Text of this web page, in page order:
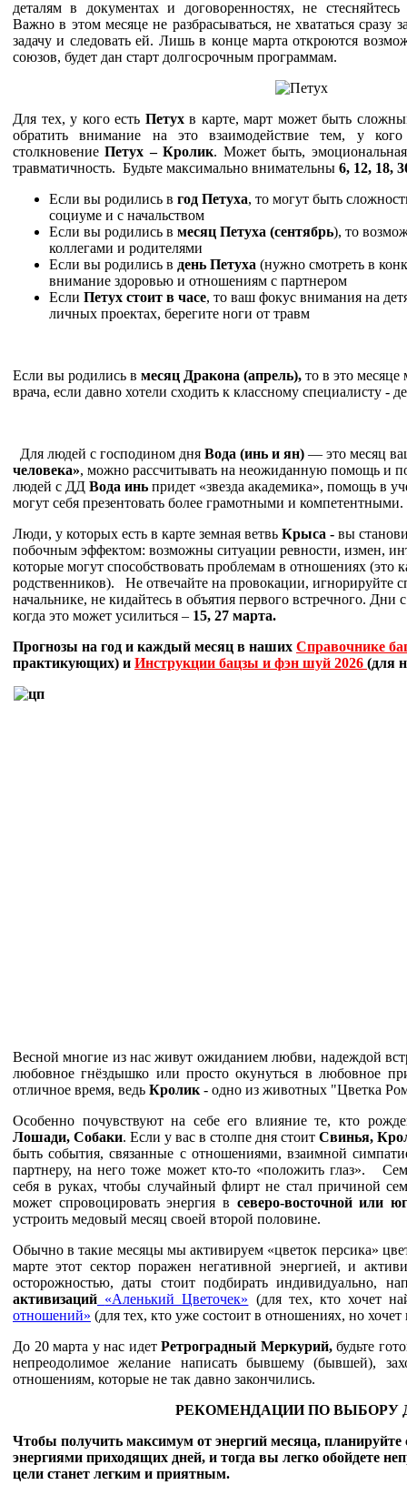
деталям в документах и договоренностях, не
Важно в этом месяце не разбрасываться, не хвататься сразу
задачу и следовать ей. Лишь в конце марта откроются
союзов, будет дан старт долгосрочным программам.
Для тех, у кого есть Петух в карте, март может быть
обратить внимание на это взаимодействие тем, у
столкновениеПетух – Кролик. Может быть,
травматичность. Будьте максимально внимательны 6, 12, 18,
Если вы родились в год Петуха, то могут быть
социуме и с начальством
Если вы родились в месяц Петуха (сентябрь), то
коллегами и родителями
Если вы родились в день Петуха (нужно смотреть в
внимание здоровью и отношениям с партнером
Если Петух стоит в часе, то ваш фокус внимания на
личных проектах, берегите ноги от травм
Если вы родились в месяц Дракона (апрель), то в это
врача, если давно хотели сходить к классному специалисту -
Для людей с господином дня Вода (инь и ян) — это месяц
человека», можно рассчитывать на неожиданную помощь и
людей с ДД Вода инь придет «звезда академика», помощь в
могут себя презентовать более грамотными и
Люди, у которых есть в карте земная ветвь Крыса - вы
побочным эффектом: возможны ситуации ревности, измен,
которые могут способствовать проблемам в отношениях (это
родственников). Не отвечайте на провокации, игнорируйте
начальнике, не кидайтесь в объятия первого встречного. Дни
когда это может усилиться – 15, 27 марта.
Прогнозы на год и каждый месяц в наших Справочнике
практикующих) и Инструкции бацзы и фэн шуй 2026 (для
Весной многие из нас живут ожиданием любви, надеждой
любовное гнёздышко или просто окунуться в любовное
отличное время, ведь Кролик - одно из животных "Цветка
Особенно почувствуют на себе его влияние те, кто
Лошади, Собаки. Если у вас в столпе дня стоит Свинья,
быть события, связанные с отношениями, взаимной
партнеру, на него тоже может кто-то «положить глаз».
себя в руках, чтобы случайный флирт не стал причиной
может спровоцировать энергия в северо-восточной или
устроить медовый месяц своей второй половине.
Обычно в такие месяцы мы активируем «цветок персика»
марте этот сектор поражен негативной энергией, и
осторожностью, даты стоит подбирать индивидуально,
активизаций «Аленький Цветочек» (для тех, кто хочет
отношений» (для тех, кто уже состоит в отношениях, но
До 20 марта у нас идет Ретроградный Меркурий, будьте
непреодолимое желание написать бывшему (бывшей),
отношениям, которые не так давно закончились.
РЕКОМЕНДАЦИИ ПО ВЫБОРУ
Чтобы получить максимум от энергий месяца, планируйте
энергиями приходящих дней, и тогда вы легко обойдете
цели станет легким и приятным.